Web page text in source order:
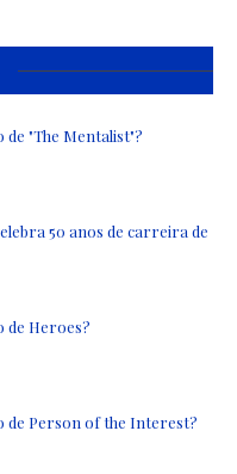
de "The Mentalist"?
50 anos de carreira de
de Heroes?
de Person of the Interest?